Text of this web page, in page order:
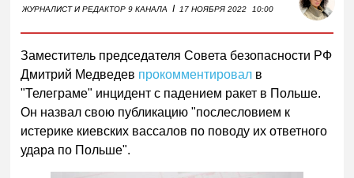
ЖУРНАЛИСТ И РЕДАКТОР 9 КАНАЛА
I 17 НОЯБРЯ 2022 10:00
Заместитель председателя Совета безопасности РФ
Дмитрий Медведев прокомментировал в
"Телеграме" инцидент с падением ракет в Польше.
Он назвал свою публикацию "послесловием к
истерике киевских вассалов по поводу их ответного
удара по Польше".